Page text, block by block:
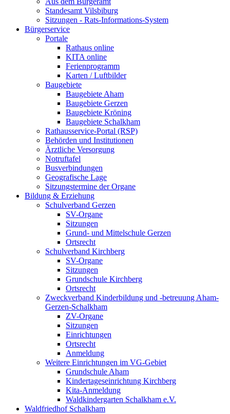
Standesamt Vilsbiburg
Sitzungen - Rats-Informations-System
Bürgerservice
Portale
Rathaus online
KITA online
Ferienprogramm
Karten / Luftbilder
Baugebiete
Baugebiete Aham
Baugebiete Gerzen
Baugebiete Kröning
Baugebiete Schalkham
Rathausservice-Portal (RSP)
Behörden und Institutionen
Ärztliche Versorgung
Notruftafel
Busverbindungen
Geografische Lage
Sitzungstermine der Organe
Bildung & Erziehung
Schulverband Gerzen
SV-Organe
Sitzungen
Grund- und Mittelschule Gerzen
Ortsrecht
Schulverband Kirchberg
SV-Organe
Sitzungen
Grundschule Kirchberg
Ortsrecht
Zweckverband Kinderbildung und -betreuung Aham-
Gerzen-Schalkham
ZV-Organe
Sitzungen
Einrichtungen
Ortsrecht
Anmeldung
Weitere Einrichtungen im VG-Gebiet
Grundschule Aham
Kindertageseinrichtung Kirchberg
Kita-Anmeldung
Waldkindergarten Schalkham e.V.
Waldfriedhof Schalkham